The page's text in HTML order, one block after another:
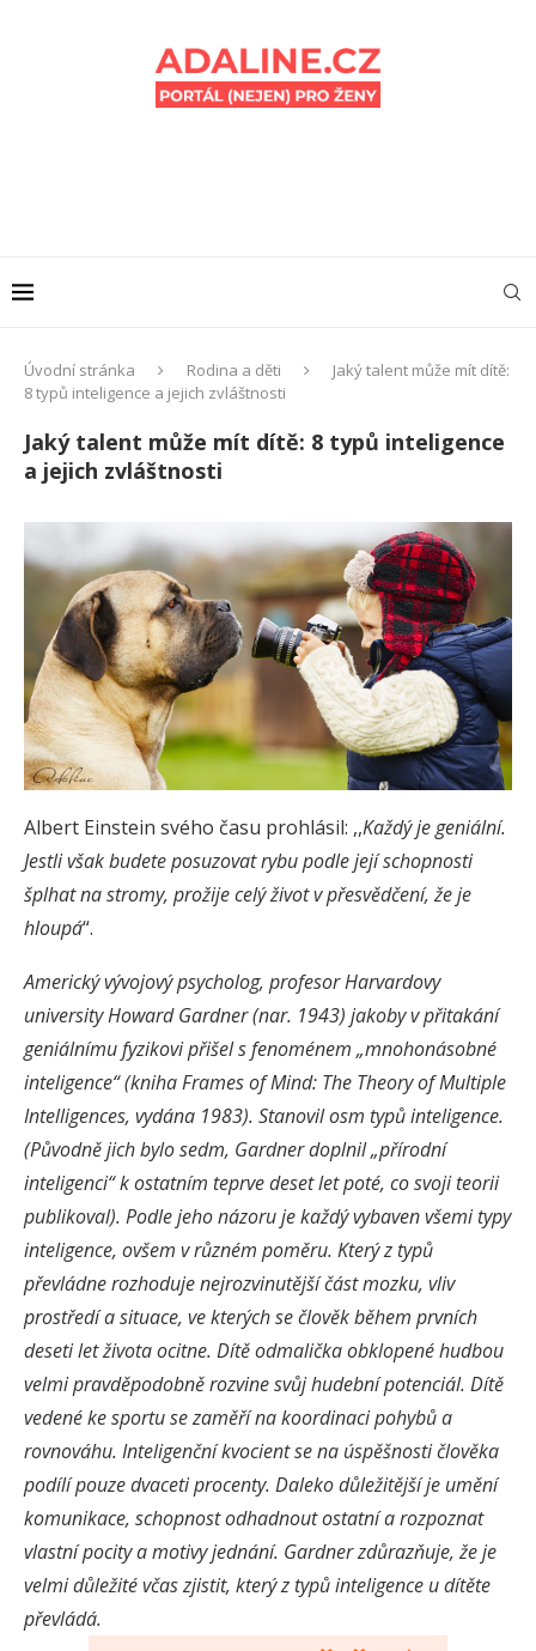
Úvodní stránka Rodina a děti
Jaký talent může mít dítě:
8 typů inteligence a jejich zvláštnosti
Jaký talent může mít dítě: 8 typů inteligence
a jejich zvláštnosti
Albert Einstein svého času prohlásil: ,,Každý je geniální.
Jestli však budete posuzovat rybu podle její schopnosti
šplhat na stromy, prožije celý život v přesvědčení, že je
hloupá“.
Americký vývojový psycholog, profesor Harvardovy
university Howard Gardner (nar. 1943) jakoby v přitakání
geniálnímu fyzikovi přišel s fenoménem „mnohonásobné
inteligence“ (kniha Frames of Mind: The Theory of Multiple
Intelligences, vydána 1983). Stanovil osm typů inteligence.
(Původně jich bylo sedm, Gardner doplnil „přírodní
inteligenci“ k ostatním teprve deset let poté, co svoji teorii
publikoval). Podle jeho názoru je každý vybaven všemi typy
inteligence, ovšem v různém poměru. Který z typů
převládne rozhoduje nejrozvinutější část mozku, vliv
prostředí a situace, ve kterých se člověk během prvních
deseti let života ocitne. Dítě odmalička obklopené hudbou
velmi pravděpodobně rozvine svůj hudební potenciál. Dítě
vedené ke sportu se zaměří na koordinaci pohybů a
rovnováhu. Inteligenční kvocient se na úspěšnosti člověka
podílí pouze dvaceti procenty. Daleko důležitější je umění
komunikace, schopnost odhadnout ostatní a rozpoznat
vlastní pocity a motivy jednání. Gardner zdůrazňuje, že je
velmi důležité včas zjistit, který z typů inteligence u dítěte
převládá.